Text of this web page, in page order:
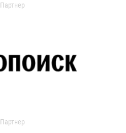
Партнер
Партнер